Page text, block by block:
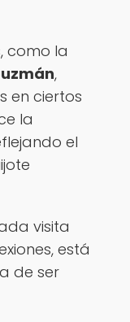
como la
,
en ciertos
la
el
visita
está
de ser